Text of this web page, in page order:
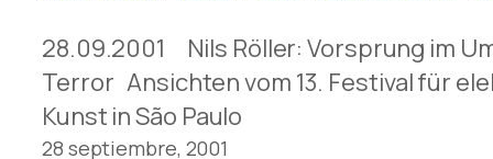
28.09.2001 Nils Röller: Vorsprung im
Terror Ansichten vom 13. Festival für
Kunst in São Paulo
28 septiembre, 2001